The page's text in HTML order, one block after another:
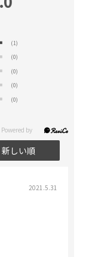
(1)
(0)
(0)
(0)
(0)
しい順
2021.5.31